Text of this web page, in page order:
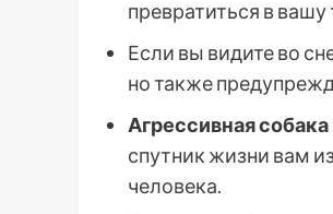
превратиться в вашу
Если вы видите во
но также
Агрессивная собака
спутник жизни вам
человека.